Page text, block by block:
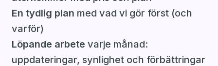
En tydlig plan med vad vi gör först (och
varför)
Löpande arbete varje månad:
uppdateringar, synlighet och förbättringar